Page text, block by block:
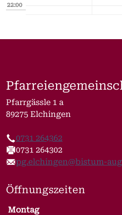
22:00
Pfarrgässle 1 a
89275 Elchingen
Telefon
0731 264362
Fax
0731 264302
E-Mail
pg.elchingen@bistum-
Öffnungszeiten
Wochentage / Monate
Öffnungszeiten / Hinweise
Montag